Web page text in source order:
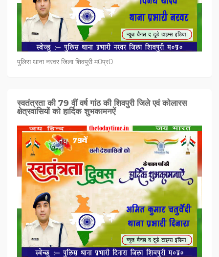
पुलिस थाना नरवर जिला शिवपुरी म0प्र0
स्वतंत्रता की 79 वीं वर्ष गांठ की शिवपुरी जिले एवं कोलारस
क्षेत्रवासियों को हार्दिक शुभकामनऐं